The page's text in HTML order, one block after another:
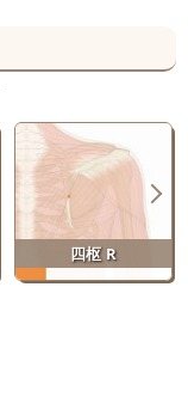
四枢 R